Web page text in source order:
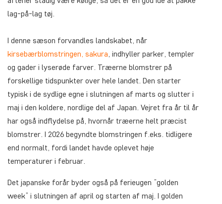
lag-på-lag tøj.
I denne sæson forvandles landskabet, når
kirsebærblomstringen, sakura, indhyller parker, templer
og gader i lyserøde farver. Træerne blomstrer på
forskellige tidspunkter over hele landet. Den starter
typisk i de sydlige egne i slutningen af marts og slutter i
maj i den koldere, nordlige del af Japan. Vejret fra år til år
har også indflydelse på, hvornår træerne helt præcist
blomstrer. I 2026 begyndte blomstringen f.eks. tidligere
end normalt, fordi landet havde oplevet høje
temperaturer i februar.
Det japanske forår byder også på ferieugen ”golden
week” i slutningen af april og starten af maj. I golden